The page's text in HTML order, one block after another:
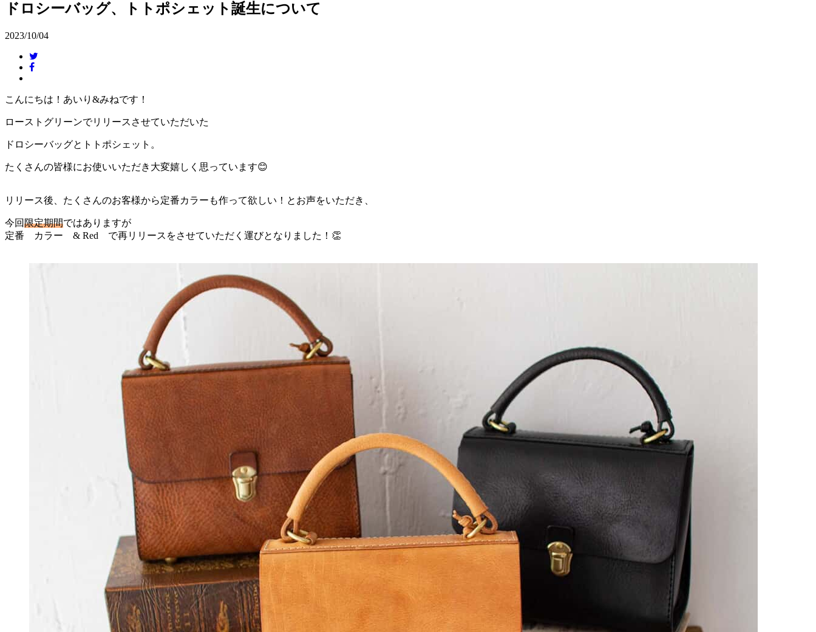
ドロシーバッグ、トトポシェット誕生について
2023/10/04
こんにちは！あいり&みねです！
ローストグリーンでリリースさせていただいた
ドロシーバッグとトトポシェット。
たくさんの皆様にお使いいただき大変嬉しく思っています😊
リリース後、たくさんのお客様から定番カラーも作って欲しい！とお声をいただき、
今回限定期間ではありますが
定番 カラー & Red で再リリースをさせていただく運びとなりました！👏